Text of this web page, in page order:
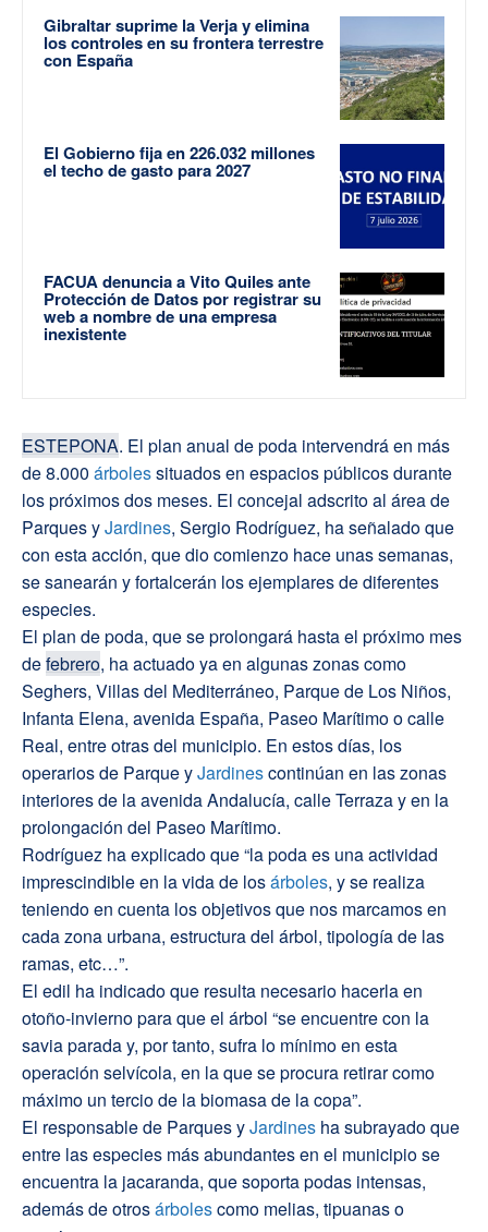
Gibraltar suprime la Verja y elimina
los controles en su frontera terrestre
con España
El Gobierno fija en 226.032 millones
el techo de gasto para 2027
FACUA denuncia a Vito Quiles ante
Protección de Datos por registrar su
web a nombre de una empresa
inexistente
ESTEPONA. El plan anual de poda intervendrá en más
de 8.000 árbolessituados en espacios públicos durante
los próximos dos meses. El concejal adscrito al área de
Parques yJardines, Sergio Rodríguez, ha señalado que
con esta acción, que dio comienzo hace unas semanas,
se sanearán y fortalcerán los ejemplares de diferentes
especies.
El plan de poda, que se prolongará hasta el próximo mes
defebrero, ha actuado ya en algunas zonas como
Seghers, Villas del Mediterráneo, Parque de Los Niños,
Infanta Elena, avenida España, Paseo Marítimo o calle
Real, entre otras del municipio. En estos días, los
operarios de Parque yJardinescontinúan en las zonas
interiores de la avenida Andalucía, calle Terraza y en la
prolongación del Paseo Marítimo.
Rodríguez ha explicado que “la poda es una actividad
imprescindible en la vida de losárboles, y se realiza
teniendo en cuenta los objetivos que nos marcamos en
cada zona urbana, estructura del árbol, tipología de las
ramas, etc…”.
El edil ha indicado que resulta necesario hacerla en
otoño-invierno para que el árbol “se encuentre con la
savia parada y, por tanto, sufra lo mínimo en esta
operación selvícola, en la que se procura retirar como
máximo un tercio de la biomasa de la copa”.
El responsable de Parques yJardines ha subrayado que
entre las especies más abundantes en el municipio se
encuentra la jacaranda, que soporta podas intensas,
además de otrosárbolescomo melias, tipuanas o